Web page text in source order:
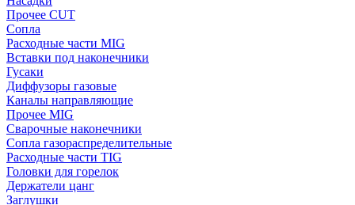
Прочее CUT
Сопла
Расходные части MIG
Вставки под наконечники
Гусаки
Диффузоры газовые
Каналы направляющие
Прочее MIG
Сварочные наконечники
Сопла газораспределительные
Расходные части TIG
Головки для горелок
Держатели цанг
Заглушки